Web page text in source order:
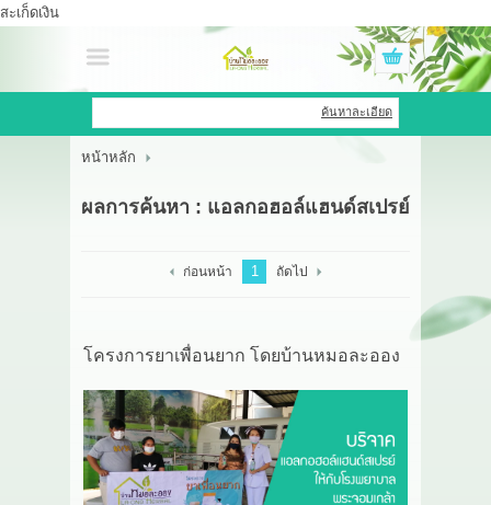
สะเก็ดเงิน
เข้าสู่ระบบ สมัครสมาชิก
สินค้าที่สนใจ
หน้าหลัก
GREEN HOUSE
ค้นหาละเอียด
หน้าหลัก
ผลการค้นหา : แอลกอฮอล์แฮนด์สเปรย์
ก่อนหน้า 1 ถัดไป
โครงการยาเพื่อนยาก โดยบ้านหมอละออง